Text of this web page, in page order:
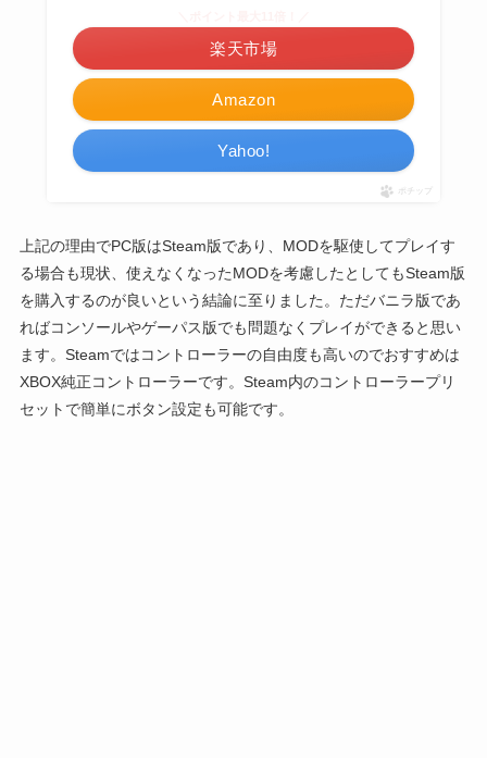
Amazon
楽天市場
Yahoo!
ポチップ
上記の理由でPC版はSteam版であり、MODを駆使してプレイす
る場合も現状、使えなくなったMODを考慮したとしてもSteam版
を購入するのが良いという結論に至りました。ただバニラ版であ
ればコンソールやゲーパス版でも問題なくプレイができると思い
ます。Steamではコントローラーの自由度も高いのでおすすめは
XBOX純正コントローラーです。Steam内のコントローラープリ
セットで簡単にボタン設定も可能です。